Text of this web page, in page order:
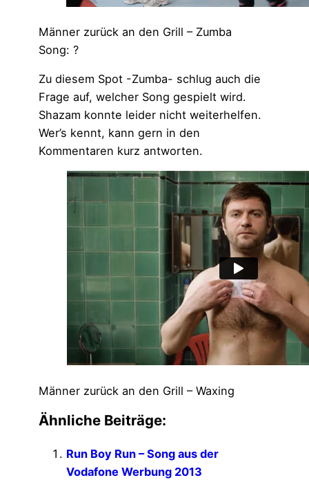
Männer zurück an den Grill – Zumba
Song: ?
Zu diesem Spot -Zumba- schlug auch die
Frage auf, welcher Song gespielt wird.
Shazam konnte leider nicht weiterhelfen.
Wer’s kennt, kann gern in den
Kommentaren kurz antworten.
Männer zurück an den Grill – Waxing
Ähnliche Beiträge:
Run Boy Run – Song aus der
Vodafone Werbung 2013